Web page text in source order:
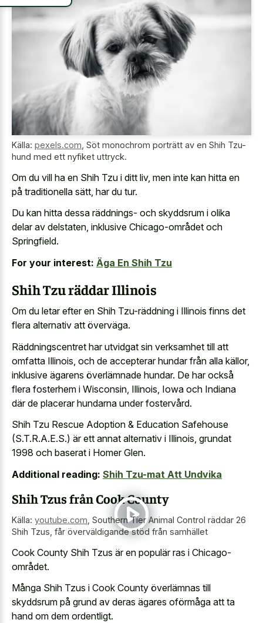
Källa: pexels.com Söt monochrom porträtt av en Shih Tzu-
hund med ett nyfiket uttryck.
Om du vill ha en Shih Tzu i ditt liv, men inte kan hitta en
på traditionella sätt, har du tur.
Du kan hitta dessa räddnings- och skyddsrum i olika
delar av delstaten, inklusive Chicago-området och
Springfield.
For your interest: Äga En Shih Tzu
Shih Tzu räddar Illinois
Om du letar efter en Shih Tzu-räddning i Illinois finns det
flera alternativ att överväga.
Räddningscentret har utvidgat sin verksamhet till att
omfatta Illinois, och de accepterar hundar från alla källor,
inklusive ägarens överlämnade hundar. De har också
flera fosterhem i Wisconsin, Illinois, Iowa och Indiana
där de placerar hundarna under fostervård.
Shih Tzu Rescue Adoption & Education Safehouse
(S.T.R.A.E.S.) är ett annat alternativ i Illinois, grundat
1998 och baserat i Homer Glen.
Additional reading: Shih Tzu-mat Att Undvika
Shih Tzus från Cook County
Källa: youtube.com Southern Tier Animal Control räddar 26
Shih Tzus, får överväldigande stöd från samhället
Cook County Shih Tzus är en populär ras i Chicago-
området.
Många Shih Tzus i Cook County överlämnas till
skyddsrum på grund av deras ägares oförmåga att ta
hand om dem ordentligt.